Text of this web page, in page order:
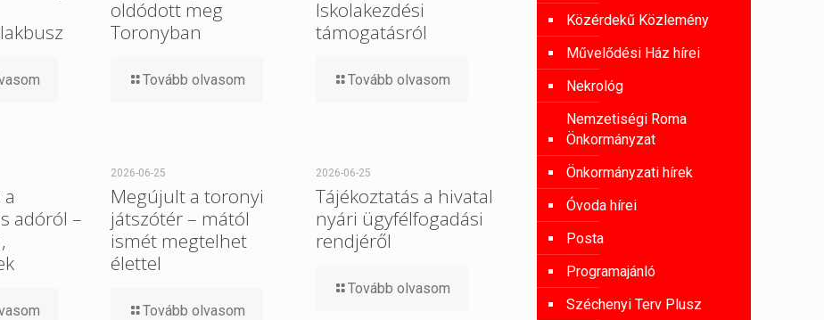
oldódott meg
Toronyban
Tovább olvasom
Iskolakezdési
támogatásról
Tovább olvasom
adóról –
2026-06-25
Megújult a toronyi
játszótér – mától
ismét megtelhet
élettel
Tovább olvasom
2026-06-25
Tájékoztatás a hivatal
nyári ügyfélfogadási
rendjéről
Tovább olvasom
Közérdekű Közlemény
Művelődési Ház hírei
Nekrológ
Nemzetiségi Roma
Önkormányzat
Önkormányzati hírek
Óvoda hírei
Posta
Programajánló
Széchenyi Terv Plusz